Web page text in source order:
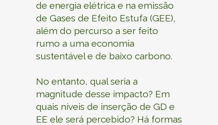
de energia elétrica e na emissão
de Gases de Efeito Estufa (GEE),
além do percurso a ser feito
rumo a uma economia
sustentável e de baixo carbono.
No entanto, qual seria a
magnitude desse impacto? Em
quais níveis de inserção de GD e
EE ele será percebido? Há formas